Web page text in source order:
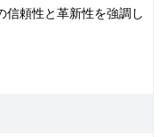
信頼性と革新性を強調し